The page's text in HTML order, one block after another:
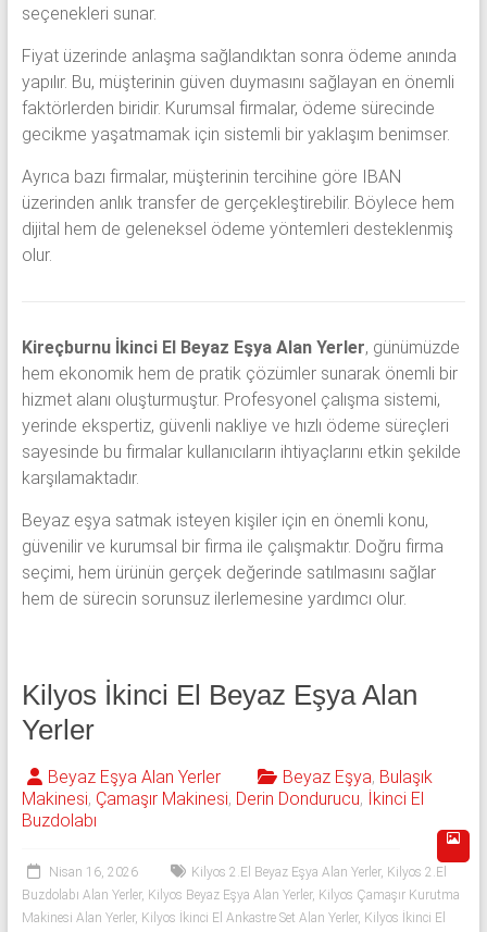
seçenekleri sunar.
Fiyat üzerinde anlaşma sağlandıktan sonra ödeme anında
yapılır. Bu, müşterinin güven duymasını sağlayan en önemli
faktörlerden biridir. Kurumsal firmalar, ödeme sürecinde
gecikme yaşatmamak için sistemli bir yaklaşım benimser.
Ayrıca bazı firmalar, müşterinin tercihine göre IBAN
üzerinden anlık transfer de gerçekleştirebilir. Böylece hem
dijital hem de geleneksel ödeme yöntemleri desteklenmiş
olur.
Kireçburnu İkinci El Beyaz Eşya Alan Yerler, günümüzde
hem ekonomik hem de pratik çözümler sunarak önemli bir
hizmet alanı oluşturmuştur. Profesyonel çalışma sistemi,
yerinde ekspertiz, güvenli nakliye ve hızlı ödeme süreçleri
sayesinde bu firmalar kullanıcıların ihtiyaçlarını etkin şekilde
karşılamaktadır.
Beyaz eşya satmak isteyen kişiler için en önemli konu,
güvenilir ve kurumsal bir firma ile çalışmaktır. Doğru firma
seçimi, hem ürünün gerçek değerinde satılmasını sağlar
hem de sürecin sorunsuz ilerlemesine yardımcı olur.
Kilyos İkinci El Beyaz Eşya Alan
Yerler
Beyaz Eşya Alan Yerler Beyaz Eşya, Bulaşık
Makinesi, Çamaşır Makinesi, Derin Dondurucu,
İkinci El
Buzdolabı
Nisan 16, 2026 Kilyos 2.El Beyaz Eşya Alan Yerler, Kilyos 2.El
Buzdolabı Alan Yerler, Kilyos Beyaz Eşya Alan Yerler, Kilyos Çamaşır Kurutma
Makinesi Alan Yerler, Kilyos İkinci El Ankastre Set Alan Yerler, Kilyos İkinci El